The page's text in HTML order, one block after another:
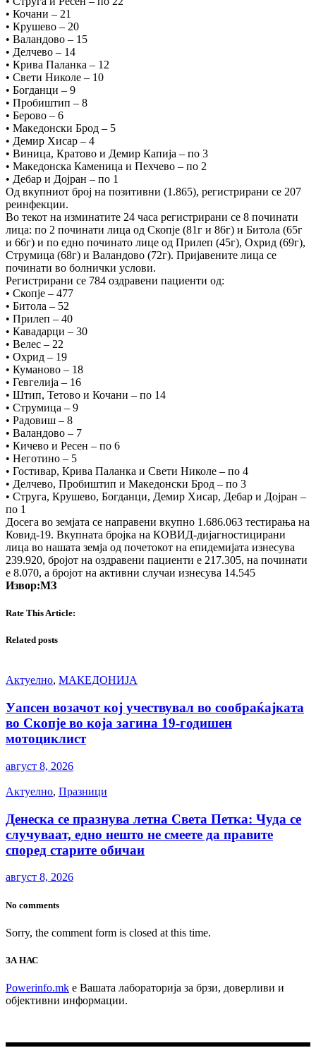
• Кочани – 21
• Крушево – 20
• Валандово – 15
• Делчево – 14
• Крива Паланка – 12
• Свети Николе – 10
• Богданци – 9
• Пробиштип – 8
• Берово – 6
• Македонски Брод – 5
• Демир Хисар – 4
• Виница, Кратово и Демир Капија – по 3
• Македонска Каменица и Пехчево – по 2
• Дебар и Дојран – по 1
Од вкупниот број на позитивни (1.865), регистрирани се 207
реинфекции.
Во текот на изминатите 24 часа регистрирани се 8 починати
лица: по 2 починати лица од Скопје (81г и 86г) и Битола (65г
и 66г) и по едно починато лице од Прилеп (45г), Охрид (69г),
Струмица (68г) и Валандово (72г). Пријавените лица се
починати во болнички услови.
Регистрирани сe 784 оздравени пациенти од:
• Скопје – 477
• Битола – 52
• Прилеп – 40
• Кавадарци – 30
• Велес – 22
• Охрид – 19
• Куманово – 18
• Гевгелија – 16
• Штип, Тетово и Кочани – по 14
• Струмица – 9
• Радовиш – 8
• Валандово – 7
• Кичево и Ресен – по 6
• Неготино – 5
• Гостивар, Крива Паланка и Свети Николе – по 4
• Делчево, Пробиштип и Македонски Брод – по 3
• Струга, Крушево, Богданци, Демир Хисар, Дебар и Дојран –
по 1
Досега во земјата се направени вкупно 1.686.063 тестирања на
Ковид-19. Вкупната бројка на КОВИД-дијагностицирани
лица во нашата земја од почетокот на епидемијата изнесува
239.920, бројот на оздравени пациенти е 217.305, на починати
е 8.070, а бројот на активни случаи изнесува 14.545
Извор:МЗ
Rate This Article:
Related posts
Актуелно, МАКЕДОНИЈА
Уапсен возачот кој учествувал во сообраќајката
во Скопје во која загина 19-годишен
мотоциклист
август 8, 2026
Актуелно, Празници
Денеска се празнува летна Света Петка: Чуда се
случуваат, едно нешто не смеете да правите
според старите обичаи
август 8, 2026
No comments
Sorry, the comment form is closed at this time.
ЗА НАС
Powerinfo.mk e Вашата лабораторија за брзи, доверливи и
објективни информации.